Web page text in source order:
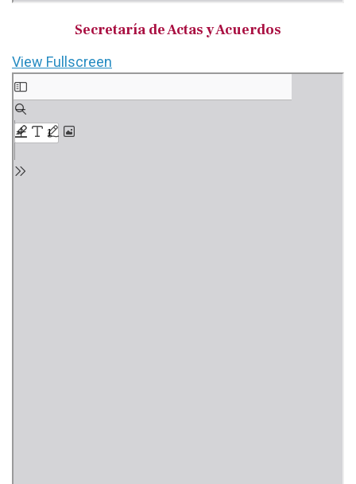
Secretaría de Actas y Acuerdos
View Fullscreen
Saltar
al
contenido
del
PDF